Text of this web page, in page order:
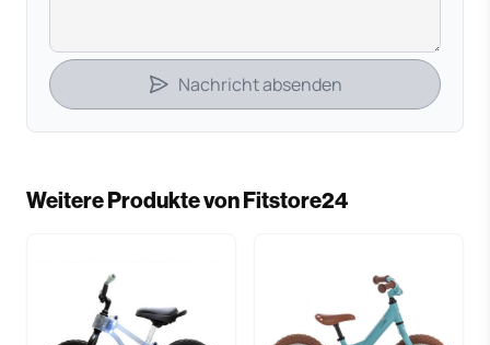
Nachricht absenden
Weitere Produkte von Fitstore24